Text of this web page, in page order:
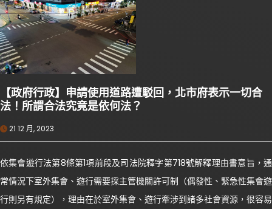
【政府行政】申請使用道路遭駁回，北市府表示一切合
法！所謂合法究竟是依何法？
21 12 月, 2023
依集會遊行法第8條第1項前段及司法院釋字第718號解釋理由書意旨，通
常情況下室外集會、遊行需要採主管機關許可制（偶發性、緊急性集會遊
行則另有規定），理由在於室外集會、遊行牽涉到諸多社會資源，很容易